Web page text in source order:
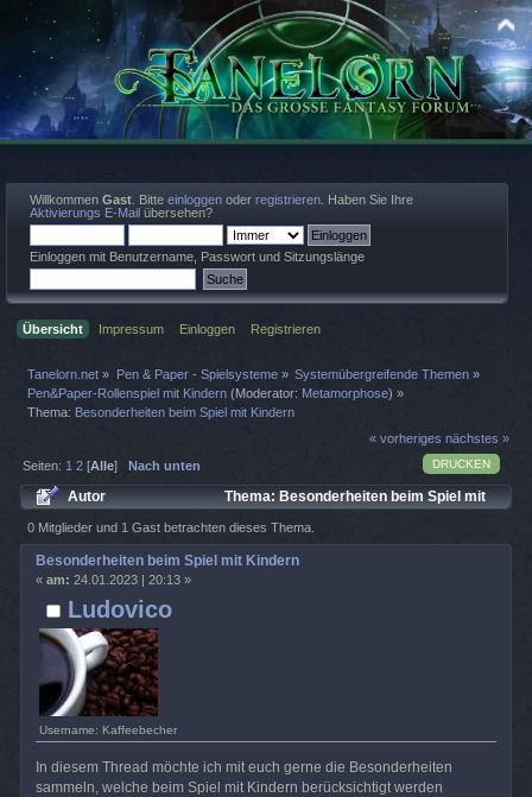
Willkommen Gast . Bitte einloggen oder registrieren . Haben Sie Ihre
Aktivierungs E-Mail übersehen?
Einloggen mit Benutzername, Passwort und Sitzungslänge
Übersicht Impressum Einloggen Registrieren
Tanelorn.net » Pen & Paper - Spielsysteme» Systemübergreifende Themen »
Pen&Paper-Rollenspiel mit Kindern (Moderator: Metamorphose) »
Thema: Besonderheiten beim Spiel mit Kindern
« vorheriges nächstes »
DRUCKEN
Seiten: 1 2 [Alle]Nach unten
Autor
Thema: Besonderheiten beim Spiel mit
Kindern (Gelesen 7724 mal)
0 Mitglieder und 1 Gast betrachten dieses Thema.
Ludovico
Username: Kaffeebecher
Besonderheiten beim Spiel mit Kindern
« am: 24.01.2023 | 20:13 »
In diesem Thread möchte ich mit euch gerne die Besonderheiten
sammeln, welche beim Spiel mit Kindern berücksichtigt werden